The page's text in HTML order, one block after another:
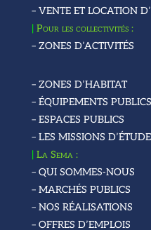
– VENTE ET LOCATION
| Pour les collectivités :
– ZONES D’ACTIVITÉS
– ZONES D’HABITAT
– ÉQUIPEMENTS PUBLICS
– ESPACES PUBLICS
– LES MISSIONS D’ÉTUDE
| La Sema :
– QUI SOMMES-NOUS
– MARCHÉS PUBLICS
– NOS RÉALISATIONS
– OFFRES D’EMPLOIS